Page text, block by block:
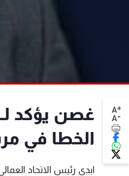
A+
A-
غصن يؤكد
الخطا في
ابدى رئيس الاتحاد